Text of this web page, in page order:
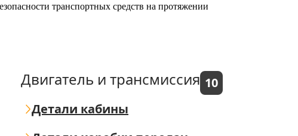
транспортных средств на протяжении
Двигатель и трансмиссия 10
Детали кабины